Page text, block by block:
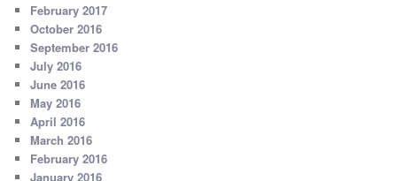
February 2017
October 2016
September 2016
July 2016
June 2016
May 2016
April 2016
March 2016
February 2016
January 2016